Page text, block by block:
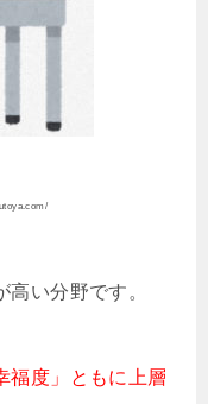
い分野です。
福度」ともに上層